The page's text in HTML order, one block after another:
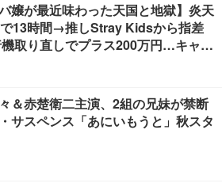
バ嬢が最近味わった天国と地獄】炎天
13時間→推しStray Kidsから指差
機取り直しでプラス200万円…キャバ
＆赤楚衛二主演、2組の兄妹が禁断
サスペンス「あにいもうと」秋スタ